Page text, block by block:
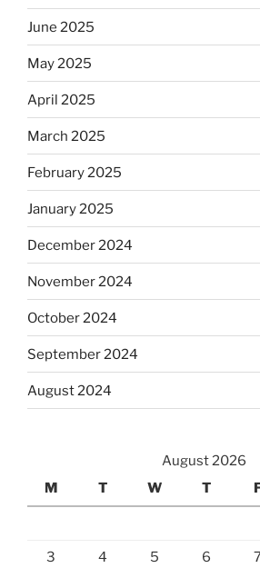
June 2025
May 2025
April 2025
March 2025
February 2025
January 2025
December 2024
November 2024
October 2024
September 2024
August 2024
August 2026
M
T W T
3 4 5 6